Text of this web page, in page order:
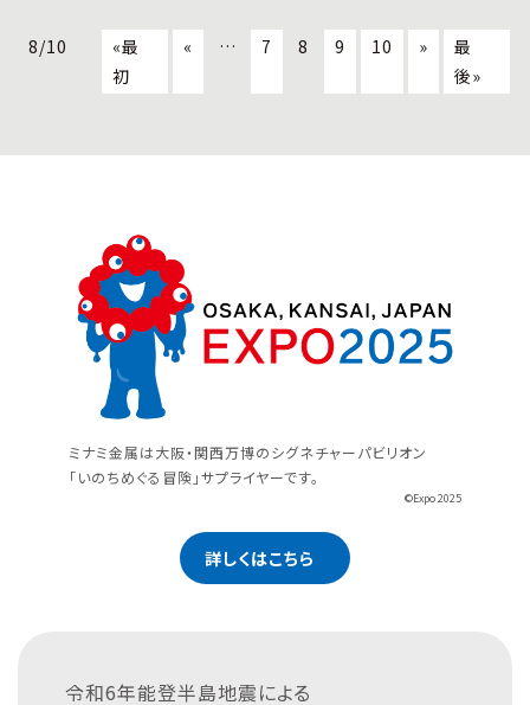
8/10
«最
初
« … 7 8 9 10 »
最
後»
ミナミ金属は大阪・関西万博のシグネチャーパビリオン
「いのちめぐる冒険」サプライヤーです。
©Expo 2025
詳しくはこちら
令和6年能登半島地震による